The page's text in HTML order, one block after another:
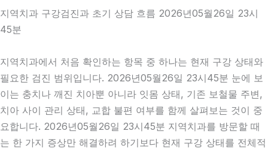
지역치과 구강검진과 초기 상담 흐름 2026년05월26일 23시
45분
지역치과에서 처음 확인하는 항목 중 하나는 현재 구강 상태와
필요한 검진 범위입니다. 2026년05월26일 23시45분 눈에 보
이는 충치나 깨진 치아뿐 아니라 잇몸 상태, 기존 보철물 주변,
치아 사이 관리 상태, 교합 불편 여부를 함께 살펴보는 것이 중
요합니다. 2026년05월26일 23시45분 지역치과를 방문할 때
는 한 가지 증상만 해결하려 하기보다 현재 구강 상태를 전체적